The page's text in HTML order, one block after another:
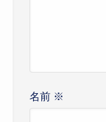
名前 ※